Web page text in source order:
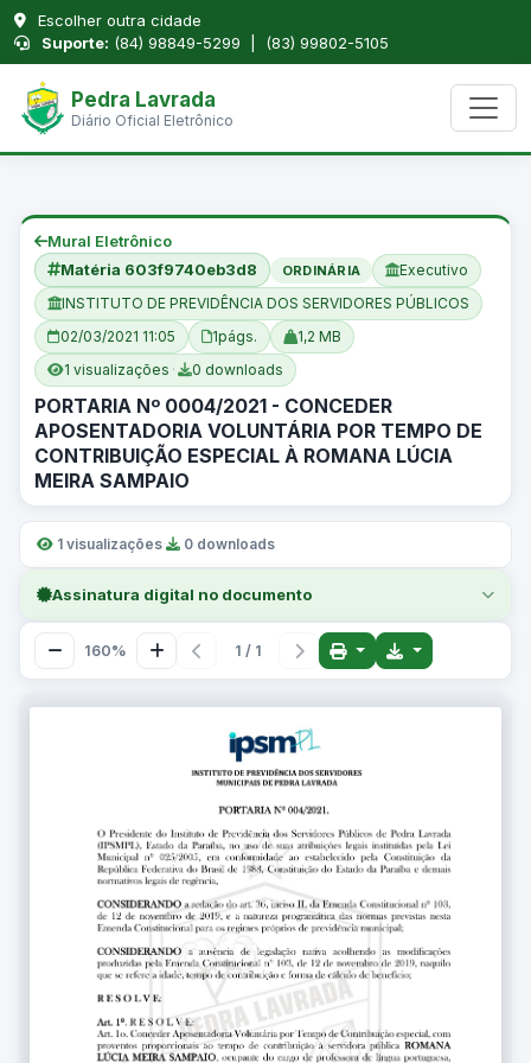
Escolher outra cidade
Suporte: (84) 98849-5299 | (83) 99802-5105
Pedra Lavrada
Diário Oficial Eletrônico
Mural Eletrônico
Matéria 603f9740eb3d8
ORDINÁRIA
Executivo
INSTITUTO DE PREVIDÊNCIA DOS SERVIDORES PÚBLICOS
02/03/2021 11:05
1págs.
1,2 MB
1 visualizações · 0 downloads
PORTARIA Nº 0004/2021 - CONCEDER
APOSENTADORIA VOLUNTÁRIA POR TEMPO DE
CONTRIBUIÇÃO ESPECIAL À ROMANA LÚCIA
MEIRA SAMPAIO
1 visualizações 0 downloads
Assinatura digital no documento
160% 1 / 1